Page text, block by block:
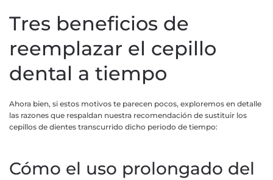
Tres beneficios de
reemplazar el cepillo
dental a tiempo
Ahora bien, si estos motivos te parecen pocos, exploremos en detalle
las razones que respaldan nuestra recomendación de sustituir los
cepillos de dientes transcurrido dicho periodo de tiempo:
Cómo el uso prolongado del